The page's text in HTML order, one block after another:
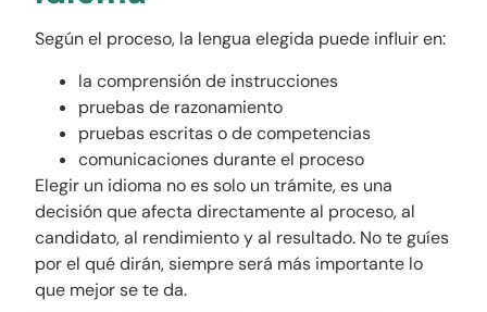
Según el proceso, la lengua elegida puede influir en:
la comprensión de instrucciones
pruebas de razonamiento
pruebas escritas o de competencias
comunicaciones durante el proceso
Elegir un idioma no es solo un trámite, es una
decisión que afecta directamente al proceso, al
candidato, al rendimiento y al resultado. No te guíes
por el qué dirán, siempre será más importante lo
que mejor se te da.